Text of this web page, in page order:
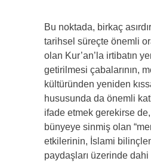
Bu noktada, birkaç
tarihsel süreçte önemli
olan Kur’an’la irtibatın
getirilmesi çabalarının,
kültüründen yeniden
hususunda da önemli
ifade etmek gerekirse de,
bünyeye sinmiş olan
etkilerinin, İslami
paydaşları üzerinde